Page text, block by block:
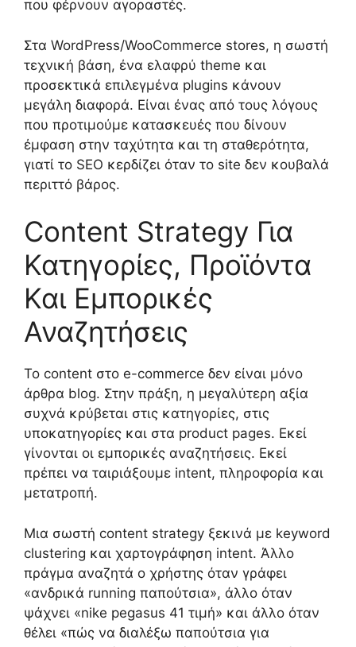
που φέρνουν αγοραστές.
Στα WordPress/WooCommerce stores, η σωστή
τεχνική βάση, ένα ελαφρύ theme και
προσεκτικά επιλεγμένα plugins κάνουν
μεγάλη διαφορά. Είναι ένας από τους λόγους
που προτιμούμε κατασκευές που δίνουν
έμφαση στην ταχύτητα και τη σταθερότητα,
γιατί το SEO κερδίζει όταν το site δεν κουβαλά
περιττό βάρος.
Content Strategy Για
Κατηγορίες, Προϊόντα
Και Εμπορικές
Αναζητήσεις
Το content στο e-commerce δεν είναι μόνο
άρθρα blog. Στην πράξη, η μεγαλύτερη αξία
συχνά κρύβεται στις κατηγορίες, στις
υποκατηγορίες και στα product pages. Εκεί
γίνονται οι εμπορικές αναζητήσεις. Εκεί
πρέπει να ταιριάξουμε intent, πληροφορία και
μετατροπή.
Μια σωστή content strategy ξεκινά με keyword
clustering και χαρτογράφηση intent. Άλλο
πράγμα αναζητά ο χρήστης όταν γράφει
«ανδρικά running παπούτσια», άλλο όταν
ψάχνει «nike pegasus 41 τιμή» και άλλο όταν
θέλει «πώς να διαλέξω παπούτσια για